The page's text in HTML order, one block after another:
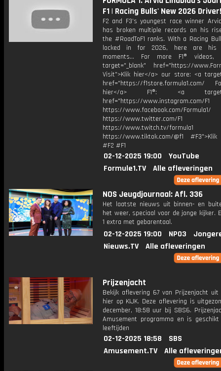
F1 | Racing Bulls' New 2026 Driver!
F2 and F3’s youngest race winner
has broken multiple records on his
the #RoadToF1 ranks. With a Racing
locked in for 2026, here are his
moments... For more F1®
target="_blank" href="https://
Visit">Klik hier</a> our store: <a
href="https://f1store.formula1.com/
hier</a> F1®: <a
href="https://www.instagram.com/F1
https://www.facebook.com/Formula1/
https://www.twitter.com/F1
https://www.twitch.tv/formula1
https://www.tiktok.com/@f1
#F2 #F1
02-12-2025 19:00
YouTube
Formule1.TV
Alle afleveringen
NOS Jeugdjournaal: Afl. 336
Het laatste nieuws uit binnen- en
het weer, speciaal voor de jonge kijker.
1 extra met gebarentaal.
02-12-2025 19:00 NPO3
Nieuws.TV
Alle afleveringen
Prijzenjacht
Bekijk aflevering 67 van Prijzenjacht uit
hier op KIJK. Deze aflevering is
december, 18:58 uur bij SBS6.
Amusement programma en is
leeftijden
02-12-2025 18:58
SBS
Amusement.TV
Alle